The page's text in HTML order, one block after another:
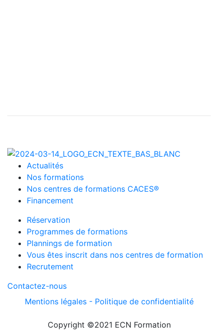
Actualités
Nos formations
Nos centres de formations CACES®
Financement
Réservation
Programmes de formations
Plannings de formation
Vous êtes inscrit dans nos centres de formation
Recrutement
Contactez-nous
Mentions légales - Politique de confidentialité
Copyright ©2021 ECN Formation